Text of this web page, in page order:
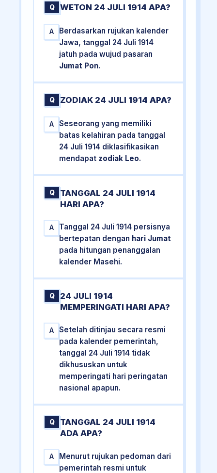
Q WETON 24 JULI 1914 APA?
A
Berdasarkan rujukan kalender
Jawa, tanggal 24 Juli 1914
jatuh pada wujud pasaran
Jumat Pon.
Q ZODIAK 24 JULI 1914 APA?
A
Seseorang yang memiliki
batas kelahiran pada tanggal
24 Juli 1914 diklasifikasikan
mendapat zodiak Leo.
Q
TANGGAL 24 JULI 1914
HARI APA?
A
Tanggal 24 Juli 1914 persisnya
bertepatan dengan hari Jumat
pada hitungan penanggalan
kalender Masehi.
Q
24 JULI 1914
MEMPERINGATI HARI APA?
A
Setelah ditinjau secara resmi
pada kalender pemerintah,
tanggal 24 Juli 1914 tidak
dikhususkan untuk
memperingati hari peringatan
nasional apapun.
Q
TANGGAL 24 JULI 1914
ADA APA?
A
Menurut rujukan pedoman dari
pemerintah resmi untuk